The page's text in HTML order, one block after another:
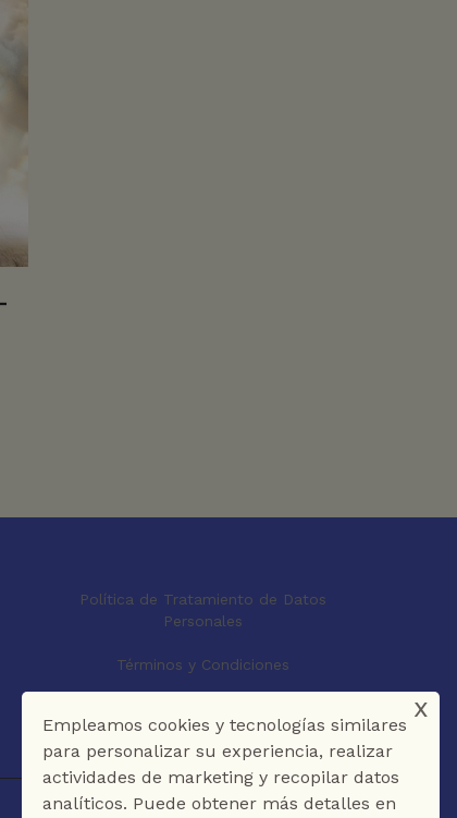
Política de Tratamiento de Datos
Personales
Términos y Condiciones
Empleamos cookies y tecnologías similares
para personalizar su experiencia, realizar
actividades de marketing y recopilar datos
analíticos. Puede obtener más detalles en
x